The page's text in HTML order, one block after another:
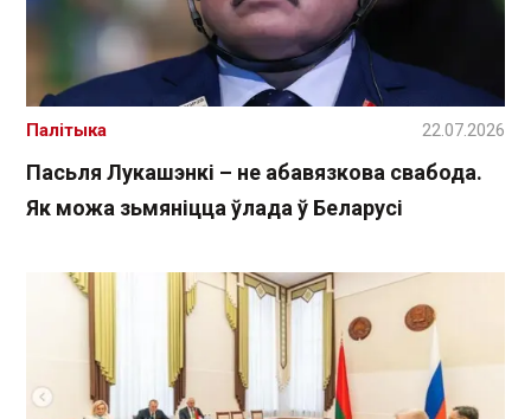
Пасьля Лукашэнкі – не абавязкова свабода.
Як можа зьмяніцца ўлада ў Беларусі
Палітыка 22.07.2026